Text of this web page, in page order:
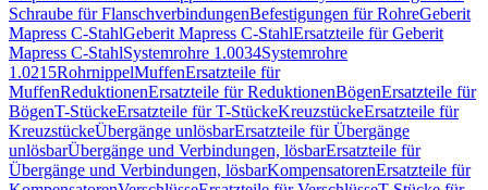
Schraube für FlanschverbindungenBefestigungen für RohreGeberit
Mapress C-StahlGeberit Mapress C-StahlErsatzteile für Geberit
Mapress C-StahlSystemrohre 1.0034Systemrohre
1.0215RohrnippelMuffenErsatzteile für
MuffenReduktionenErsatzteile für ReduktionenBögenErsatzteile für
BögenT-StückeErsatzteile für T-StückeKreuzstückeErsatzteile für
KreuzstückeÜbergänge unlösbarErsatzteile für Übergänge
unlösbarÜbergänge und Verbindungen, lösbarErsatzteile für
Übergänge und Verbindungen, lösbarKompensatorenErsatzteile für